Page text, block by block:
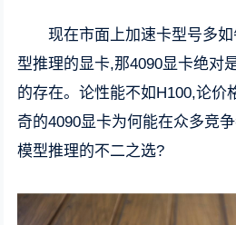
现在市面上加速卡型号多
型推理的显卡,那4090显卡绝对
的存在。论性能不如H100,论价
奇的4090显卡为何能在众多竞
模型推理的不二之选?